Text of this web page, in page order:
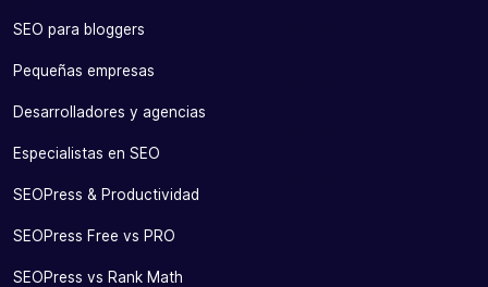
SEO para bloggers
Pequeñas empresas
Desarrolladores y agencias
Especialistas en SEO
SEOPress & Productividad
SEOPress Free vs PRO
SEOPress vs Rank Math